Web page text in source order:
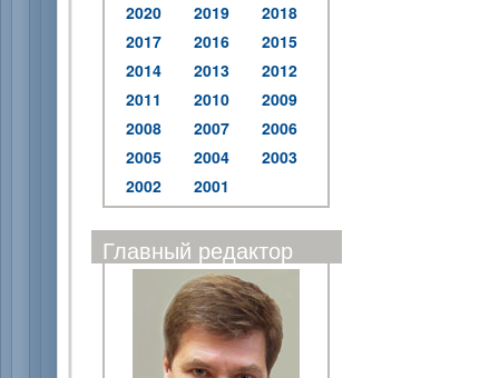
2020
2019
2018
2017
2016
2015
2014
2013
2012
2011
2010
2009
2008
2007
2006
2005
2004
2003
2002
2001
Главный редактор